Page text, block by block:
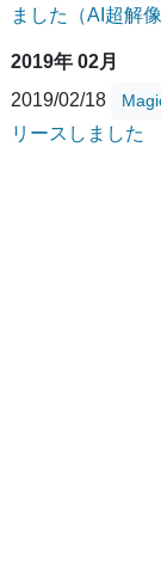
ました（AI超解
2019年 02月
2019/02/18
リースしました